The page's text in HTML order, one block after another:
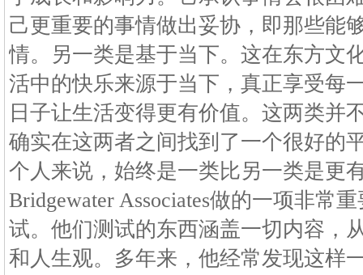
己更重要的事情做出妥协，即那些能
情。另一类是基于当下。这在东方文
活中的快乐来源于当下，真正享受每
日子让生活变得更有价值。这两类并
确实在这两者之间找到了一个很好的
个人来说，始终是一类比另一类是更
Bridgewater Associates做的一项非常
试。他们测试的东西涵盖一切内容，
和人生观。多年来，他经常发现这样